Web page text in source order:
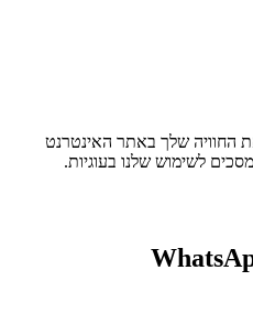
החוויה שלך באתר האינטרנט
לשימוש שלנו בעוגיות.